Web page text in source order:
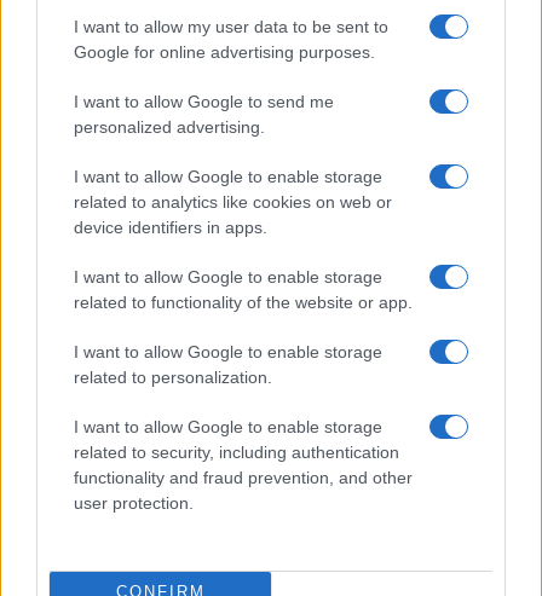
I want to allow my user data to be sent to
Google for online advertising purposes.
I want to allow Google to send me
personalized advertising.
I want to allow Google to enable storage
related to analytics like cookies on web or
device identifiers in apps.
I want to allow Google to enable storage
related to functionality of the website or app.
I want to allow Google to enable storage
related to personalization.
I want to allow Google to enable storage
related to security, including authentication
functionality and fraud prevention, and other
user protection.
CONFIRM
iniziale si diluisce e l’autonomia migliora, ma per
chi utilizza l’auto elettrica soprattutto in città o su
la realtà quotidiana.
Il mercato delle auto elettriche continua a
crescere più lentamente del previsto in molti
freni alla diffusione di questi veicoli resta il costo
elevato, che rappresenta un ostacolo concreto per
una larga fascia di consumatori.Un altro fattore
che pesa sulla percezione dei costi è
l’infrastruttura di ricarica . Sebbene ricaricare
un’auto elettrica possa essere economicamente
vantaggioso nel lungo periodo, l’installazione di
una colonnina domestica comporta una spesa
di ricarica non è ancora sufficientemente